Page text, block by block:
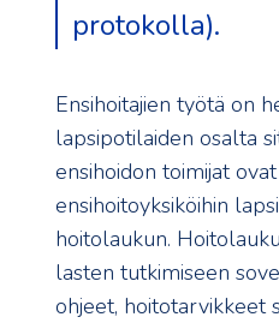
protokolla).
Ensihoitajien työtä on
lapsipotilaiden osalta
ensihoidon toimijat
ensihoitoyksiköihin
hoitolaukun.
lasten tutkimiseen
ohjeet, hoitotarvikkeet